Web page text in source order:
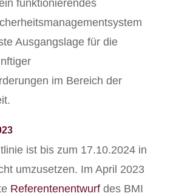
funktionierendes
Ausgangslage für die
im Bereich der
ist bis zum 17.10.2024 in
umzusetzen. Im April 2023
Referentenentwurfdes BMI